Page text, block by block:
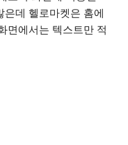
데 헬로마켓은 홈에
면에서는 텍스트만 적